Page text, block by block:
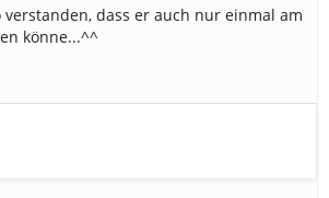
dass er auch nur einmal am
könne...^^